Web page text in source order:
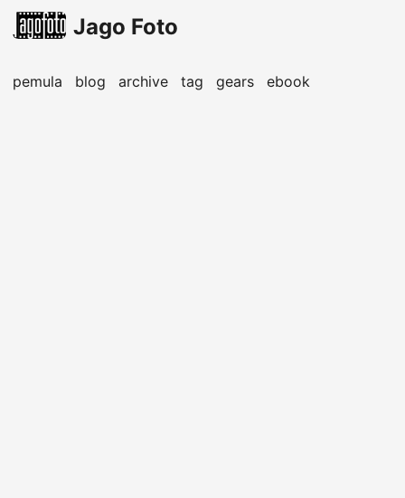
Jago Foto
pemula blog archive tag gears ebook